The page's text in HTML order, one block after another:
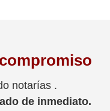
notarías .
de inmediato.